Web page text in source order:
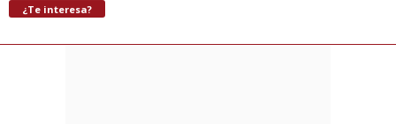
¿Te interesa?